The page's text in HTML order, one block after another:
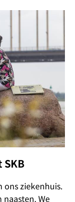
ons ziekenhuis.
We